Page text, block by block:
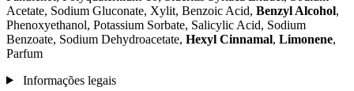
Acetate, Sodium Gluconate, Xylit, Benzoic Acid, Benzyl Alcohol,
Phenoxyethanol, Potassium Sorbate, Salicylic Acid, Sodium
Benzoate, Sodium Dehydroacetate, Hexyl Cinnamal, Limonene,
Parfum
Informações legais